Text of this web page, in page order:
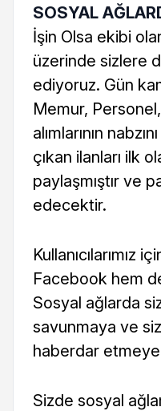
SOSYAL
İşin Olsa ekibi
üzerinde sizlere
ediyoruz. Gün
Memur,
alımlarının
çıkan ilanları ilk
paylaşmıştır ve
edecektir.
Kullanıcılarımız
Facebook hem
Sosyal ağlarda
savunmaya ve
haberdar
Sizde sosyal